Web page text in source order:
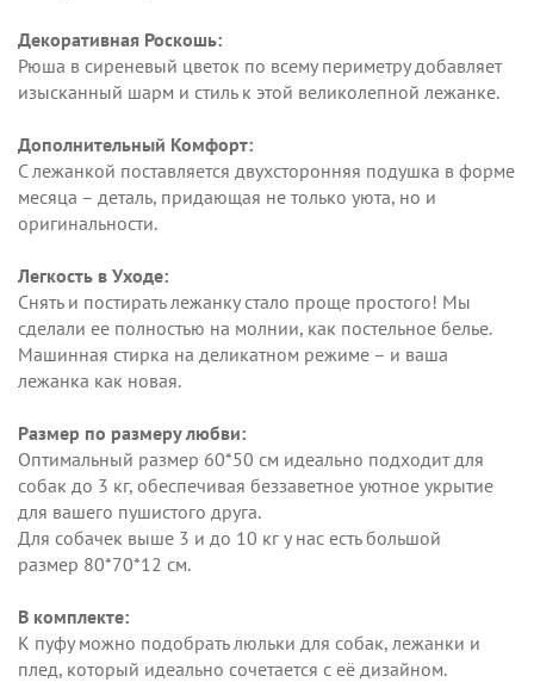
Декоративная Роскошь:
Рюша в сиреневый цветок по всему периметру добавляет
изысканный шарм и стиль к этой великолепной лежанке.
Дополнительный Комфорт:
С лежанкой поставляется двухсторонняя подушка в форме
месяца – деталь, придающая не только уюта, но и
оригинальности.
Легкость в Уходе:
Снять и постирать лежанку стало проще простого! Мы
сделали ее полностью на молнии, как постельное белье.
Машинная стирка на деликатном режиме – и ваша
лежанка как новая.
Размер по размеру любви:
Оптимальный размер 60*50 см идеально подходит для
собак до 3 кг, обеспечивая беззаветное уютное укрытие
для вашего пушистого друга.
Для собачек выше 3 и до 10 кг у нас есть большой
размер 80*70*12 см.
В комплекте:
К пуфу можно подобрать люльки для собак, лежанки и
плед, который идеально сочетается с её дизайном.